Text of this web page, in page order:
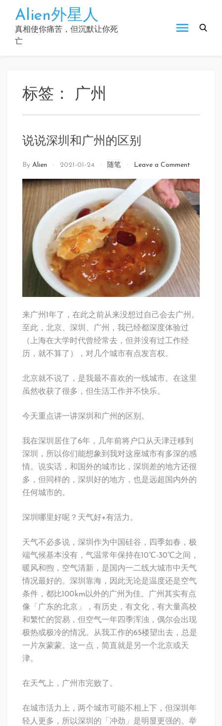
content
Alien外星人
真相使你痛苦，但沉默让你死
亡
标签： 广州
说说深圳和广州的区别
By Alien 2021-01-24 随笔 Leave a Commenton
说
深
圳
和
广
州
的
区
别
来广州1年了，在此之前从来没想过自己会去广州。
至此，北京、深圳、广州，我已经都深度体验过
（上海在大学时代曾经常去，但并没有过工作经
历，就不算了），对几个城市有点发言权。
北京就不说了，是我最不喜欢的一线城市。在这里
虽然收获了很多，但生活工作并不快乐。
今天重点讲一讲深圳和广州的区别。
我在深圳居住了6年，几年前将户口从天津迁移到
深圳，所以你们能想象到我对这座城市有多深的感
情。说实话，和国外的城市比，深圳差的地方还很
多，但同样的，深圳好的地方，也是远超国内外的
任何城市的。
深圳哪里好呢？天气好+有活力。
天气不必多说，深圳作为中国硅谷，四季如春，极
端气候基本没有，气温常年保持在10℃-30℃之间，
暖风和煦，空气清新，是国内一二线大城市中天气
情况最好的。深圳靠海，因此无论是温度还是空气
条件，都比100km以外的广州为佳。广州其实有点
像「广东的北京」，有历史，有文化，有大量高校
和繁忙的贸易，但空气一年四季浑浊，偶尔会出现
极热或极冷的情况。从我工作的65楼望出去，总是
一片灰蒙蒙。这一点，简直就是另一个北京或天
津。
在天气上，广州市完败了。
在城市活力上，两个城市可能不相上下，但深圳年
轻人更多，所以深圳的「冲劲」是明显更强的。举